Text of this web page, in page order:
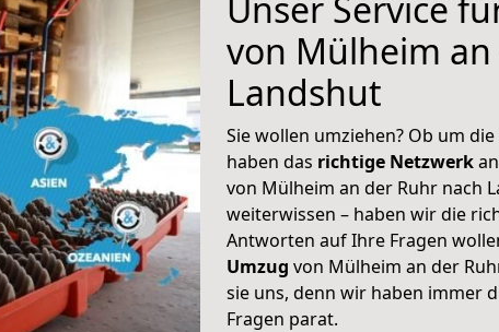
von Mülheim
Landshut
Sie wollen umziehen? Ob um
haben das richtige Netzwerk
von Mülheim an der Ruhr nach
weiterwissen – haben wir die
Antworten auf Ihre Fragen
Umzug von Mülheim an der
sie uns, denn wir haben immer
Fragen parat.